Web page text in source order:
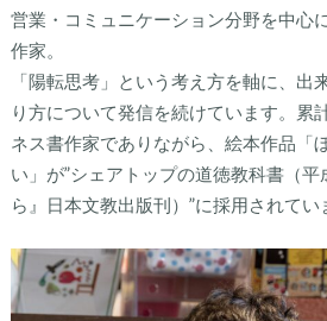
営業・コミュニケーション分野を中心
作家。
「陽転思考」という考え方を軸に、出
り方について発信を続けています。
累
ネス書作家でありながら、絵本作品「
い」が”シェアトップの道徳教科書（
ら』日本文教出版刊）”に採用されてい